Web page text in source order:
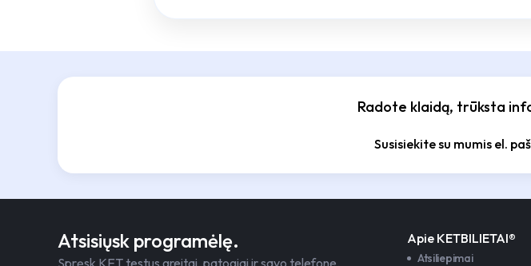
Radote klaidą, trūksta
Susisiekite su mumis el.
Atsisiųsk programėlę.
Spręsk KET testus greitai, patogiai ir savo telefone.
Apie KETBILIETAI®
Atsiliepimai